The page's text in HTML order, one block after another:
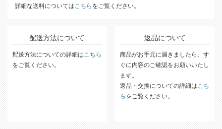
詳細な送料についてはこちら をご覧ください。
配送方法について
配送方法についての詳細はこちら
をご覧ください。
返品について
商品がお手元に届きましたら、す
ぐに内容のご確認をお願いいたし
ます。
返品・交換についての詳細はこち
ら をご覧ください。